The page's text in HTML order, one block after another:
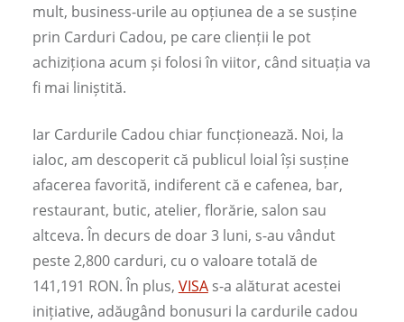
mult, business-urile au opțiunea de a se susține
prin Carduri Cadou, pe care clienții le pot
achiziționa acum și folosi în viitor, când situația va
fi mai liniștită.
Iar Cardurile Cadou chiar funcționează. Noi, la
ialoc, am descoperit că publicul loial își susține
afacerea favorită, indiferent că e cafenea, bar,
restaurant, butic, atelier, florărie, salon sau
altceva. În decurs de doar 3 luni, s-au vândut
peste 2,800 carduri, cu o valoare totală de
141,191 RON. În plus, VISAs-a alăturat acestei
inițiative, adăugând bonusuri la cardurile cadou